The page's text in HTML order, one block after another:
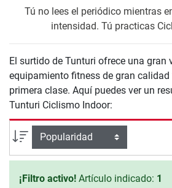
Tú no lees el periódico mientras
intensidad. Tú practicas
El surtido de Tunturi ofrece una gran
equipamiento fitness de gran calidad
primera clase. Aquí puedes ver un
Tunturi Ciclismo Indoor:
Ordenar por
¡Filtro activo! Artículo indicado: 1